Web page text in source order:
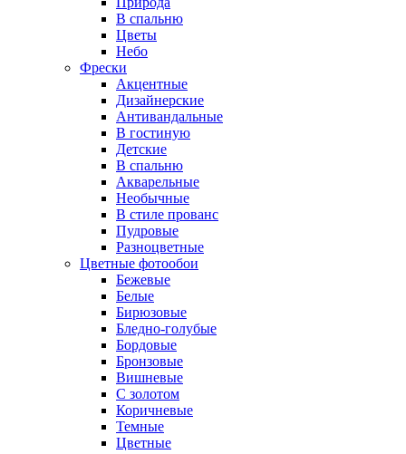
В спальню
Цветы
Небо
Фрески
Акцентные
Дизайнерские
Антивандальные
В гостиную
Детские
В спальню
Акварельные
Необычные
В стиле прованс
Пудровые
Разноцветные
Цветные фотообои
Бежевые
Белые
Бирюзовые
Бледно-голубые
Бордовые
Бронзовые
Вишневые
С золотом
Коричневые
Темные
Цветные